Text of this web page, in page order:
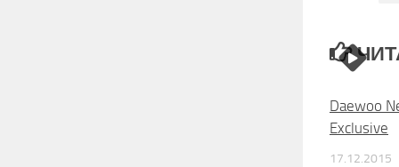
Daewoo
Exclusive
17.12.2015